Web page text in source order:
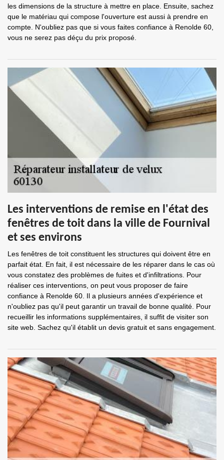
les dimensions de la structure à mettre en place. Ensuite, sachez
que le matériau qui compose l'ouverture est aussi à prendre en
compte. N'oubliez pas que si vous faites confiance à Renolde 60,
vous ne serez pas déçu du prix proposé.
Les interventions de remise en l'état des
fenêtres de toit dans la ville de Fournival
et ses environs
Les fenêtres de toit constituent les structures qui doivent être en
parfait état. En fait, il est nécessaire de les réparer dans le cas où
vous constatez des problèmes de fuites et d'infiltrations. Pour
réaliser ces interventions, on peut vous proposer de faire
confiance à Renolde 60. Il a plusieurs années d'expérience et
n'oubliez pas qu'il peut garantir un travail de bonne qualité. Pour
recueillir les informations supplémentaires, il suffit de visiter son
site web. Sachez qu'il établit un devis gratuit et sans engagement.